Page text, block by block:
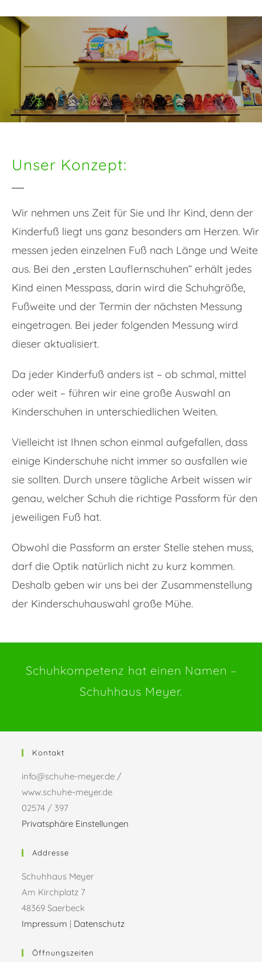
Unser Konzept:
Wir nehmen uns Zeit für Sie und Ihr Kind, denn der
Kinderfuß liegt uns ganz besonders am Herzen. Wir
messen jeden einzelnen Fuß nach Länge und Weite
aus. Bei den „ersten Lauflernschuhen“ erhält jedes
Kind einen Messpass, darin wird die Schuhgröße,
Fußweite und der Termin der nächsten Messung
eingetragen. Bei jeder folgenden Messung wird
dieser aktualisiert.
Da jeder Kinderfuß anders ist – ob schmal, mittel
oder weit – führen wir eine große Auswahl an
Kinderschuhen in unterschiedlichen Weiten.
Vielleicht ist Ihnen schon einmal aufgefallen, dass
einige Kinderschuhe nicht immer so ausfallen wie
sie sollten. Durch unsere tägliche Arbeit wissen wir
genau, welcher Schuh die richtige Passform für den
jeweiligen Fuß hat.
Obwohl die Passform an erster Stelle stehen muss,
darf die Optik natürlich nicht zu kurz kommen.
Deshalb geben wir uns bei der Zusammenstellung
der Kinderschuhauswahl große Mühe.
Schuhkompetenz hat einen Namen –
Schuhhaus Meyer.
Kontakt
info@schuhe-meyer.de /
www.schuhe-meyer.de
02574 / 397
Privatsphäre Einstellungen
Addresse
Schuhhaus Meyer
Am Kirchplatz 7
48369 Saerbeck
Impressum | Datenschutz
Öffnungszeiten